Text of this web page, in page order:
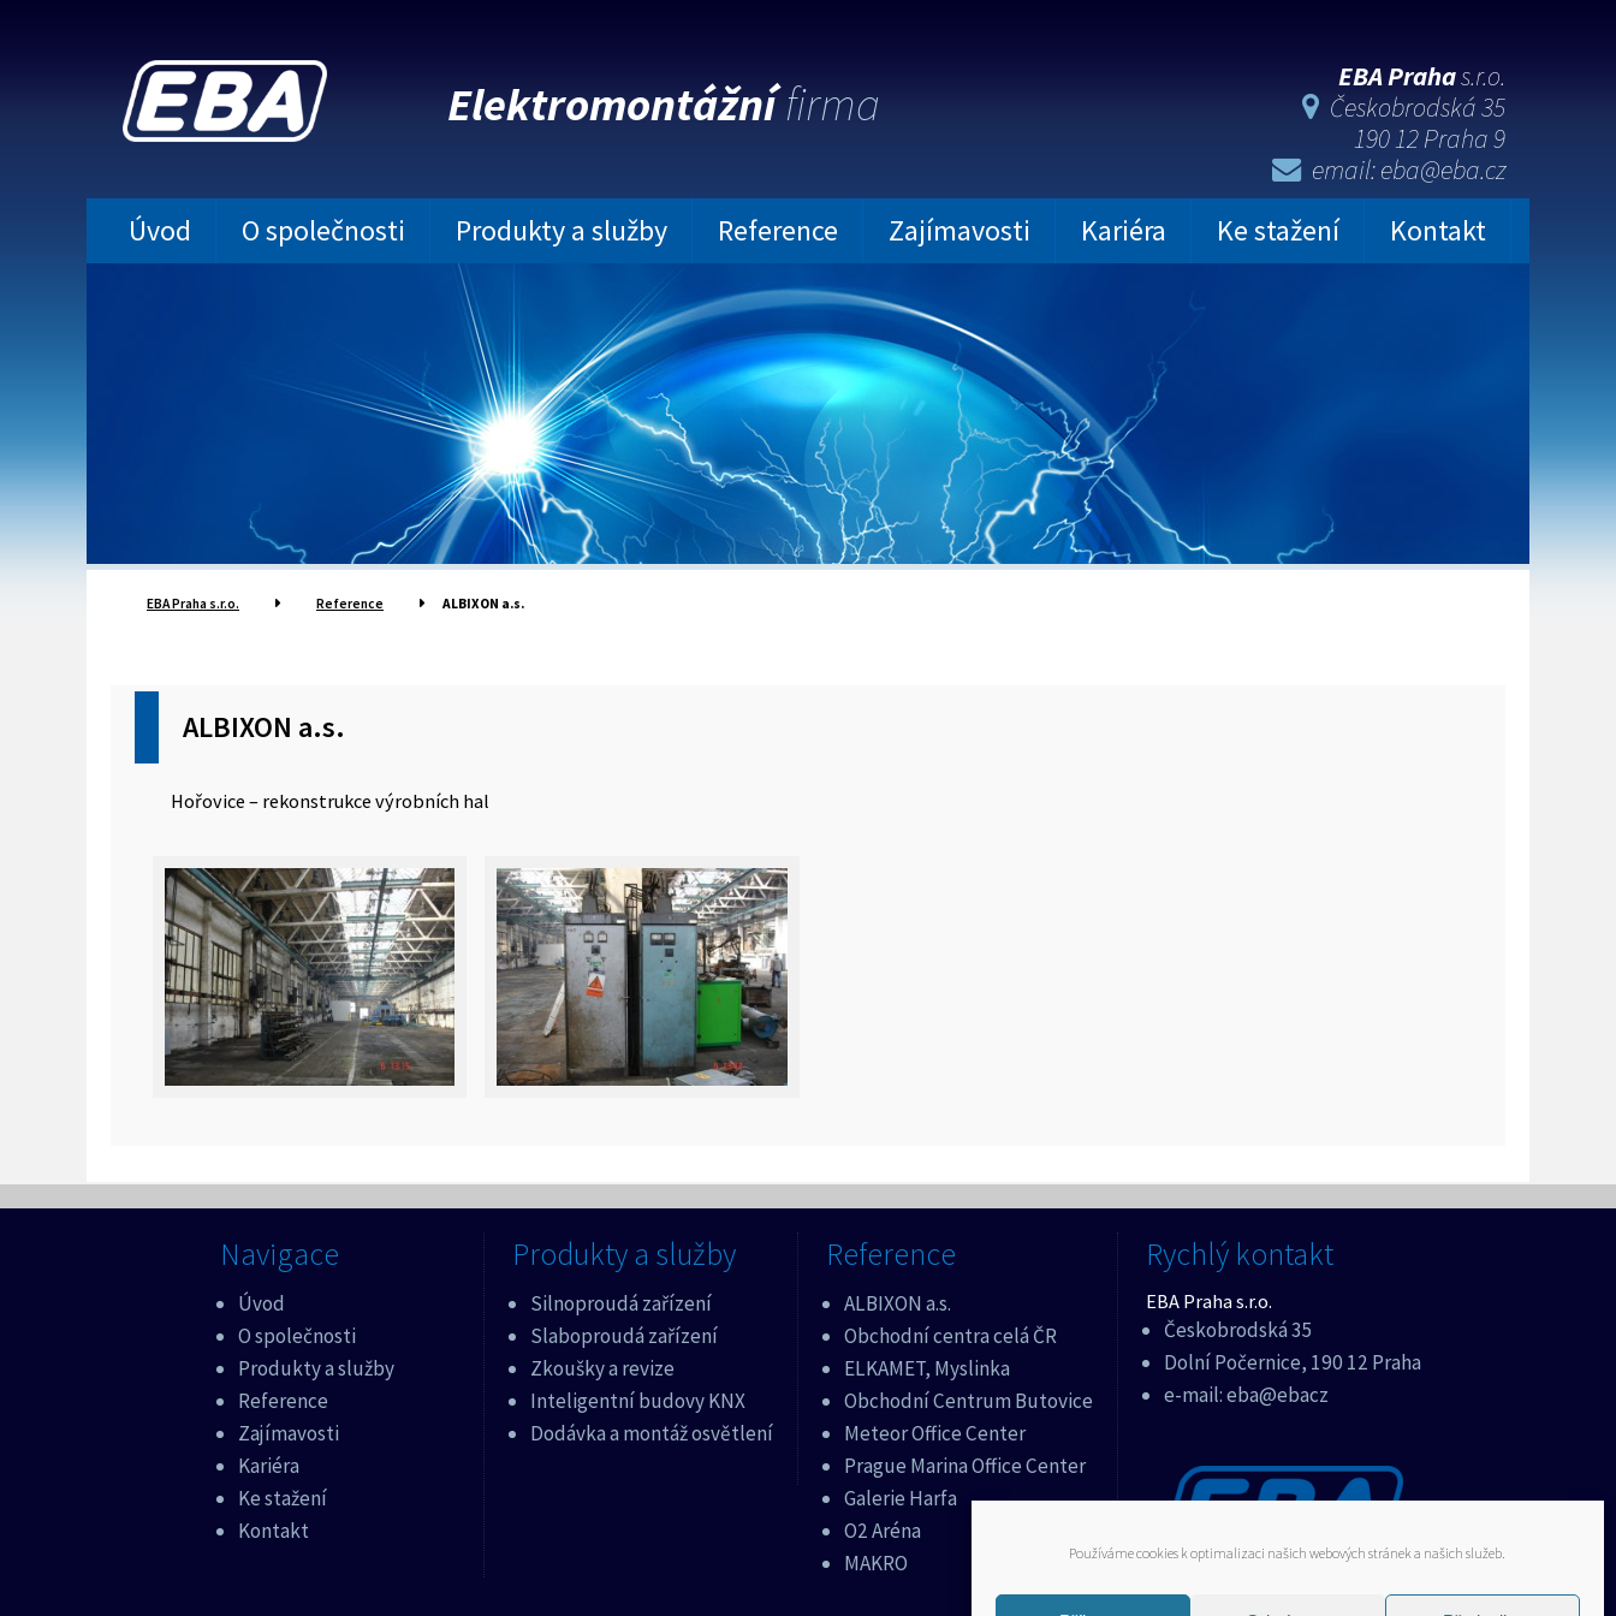
Používáme cookies k optimalizaci našich webových stránek a našich služeb.
Elektromontážnífirma EBA Prahas.r.o.
Českobrodská 35
190 12 Praha 9
email: eba@eba.cz
Úvod O společnosti Produkty a služby Reference Zajímavosti Kariéra Ke stažení Kontakt
EBA Praha s.r.o. Reference ALBIXON a.s.
ALBIXON a.s.
Hořovice – rekonstrukce výrobních hal
Navigace
Úvod
O společnosti
Produkty a služby
Reference
Zajímavosti
Kariéra
Ke stažení
Kontakt
Produkty a služby
Silnoproudá zařízení
Slaboproudá zařízení
Zkoušky a revize
Inteligentní budovy KNX
Dodávka a montáž osvětlení
Reference
ALBIXON a.s.
Obchodní centra celá ČR
ELKAMET, Myslinka
Obchodní Centrum Butovice
Meteor Office Center
Prague Marina Office Center
Galerie Harfa
O2 Aréna
MAKRO
Rychlý kontakt
EBA Praha s.r.o.
Českobrodská 35
Dolní Počernice, 190 12 Praha
e-mail:eba@ebacz